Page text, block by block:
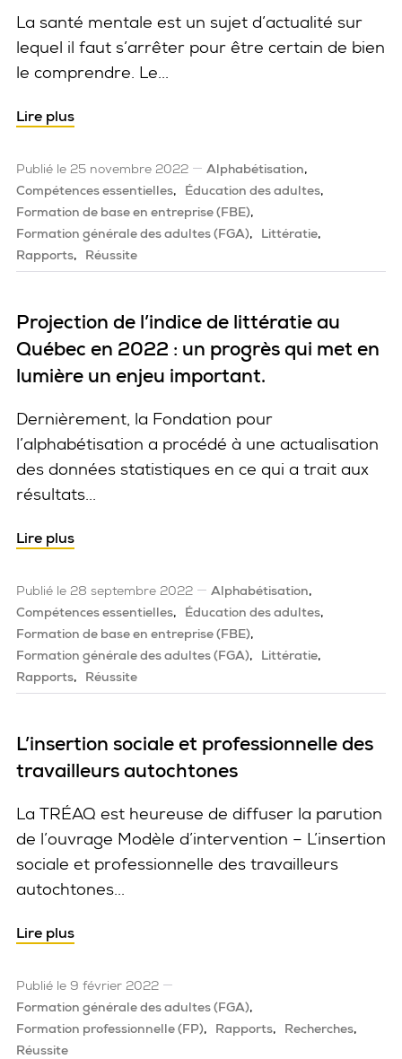
La santé mentale est un sujet d’actualité sur
lequel il faut s’arrêter pour être certain de bien
le comprendre. Le...
Lire plus
Publié le 25 novembre 2022
Alphabétisation
Compétences essentielles
Éducation des adultes
Formation de base en entreprise (FBE)
Formation générale des adultes (FGA)
Littératie
Rapports
Réussite
Projection de l’indice de littératie au
Québec en 2022 : un progrès qui met en
lumière un enjeu important.
Dernièrement, la Fondation pour
l’alphabétisation a procédé à une actualisation
des données statistiques en ce qui a trait aux
résultats...
Lire plus
Publié le 28 septembre 2022
Alphabétisation
Compétences essentielles
Éducation des adultes
Formation de base en entreprise (FBE)
Formation générale des adultes (FGA)
Littératie
Rapports
Réussite
L’insertion sociale et professionnelle des
travailleurs autochtones
La TRÉAQ est heureuse de diffuser la parution
de l’ouvrage Modèle d’intervention – L’insertion
sociale et professionnelle des travailleurs
autochtones...
Lire plus
Publié le 9 février 2022
Formation générale des adultes (FGA)
Formation professionnelle (FP)
Rapports
Recherches
Réussite